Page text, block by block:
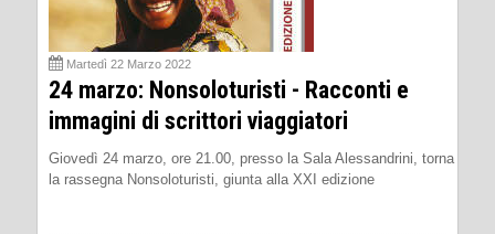
Martedì 22 Marzo 2022
24 marzo: Nonsoloturisti - Racconti e
immagini di scrittori viaggiatori
Giovedì 24 marzo, ore 21.00, presso la Sala Alessandrini, torna
la rassegna Nonsoloturisti, giunta alla XXI edizione